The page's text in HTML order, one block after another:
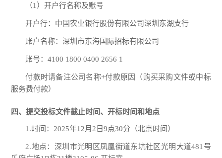
（1）开户行名称及账号
开户行：中国农业银行股份有限公司深圳东湖支行
账户名称：深圳市东海国际招标有限公司
账号：4100 1800 0400 2656 1
付款时请备注公司名称+付款原因（购买采购文件或中标
服务费付款）
四、提交投标文件截止时间、开标时间和地点
1.时间：2025年12月2 日9点30分（北京时间）
2.地点：深圳市光明区凤凰街道东坑社区光明大道481号